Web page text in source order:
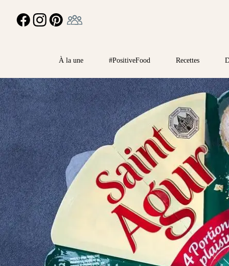
FACEBOOKINSTAGRAMPINTEREST
À la une #PositiveFood Recettes